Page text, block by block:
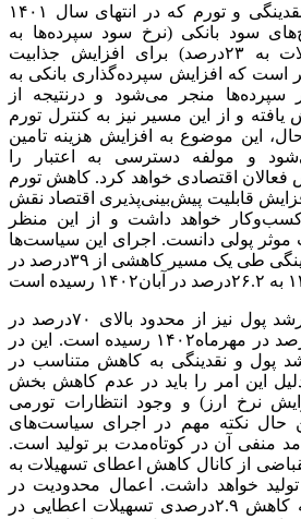
سیاست دیگر در کنترل نقدینگی و تورم که در انتهای سال ۱۴۰۱
سود بانکی (نرخ سود سپرده‌ها به
۲۲.۵درصد و نرخ تسهیلات به ۲۳درصد) برای افزایش جذابیت
است که افزایش سپرده‌گذاری بانکی به
سپرده‌ها منجر می‌شود و درنتیجه از
و از این مسیر نیز به کنترل تورم
این موضوع به افزایش هزینه تامین
و مولفه دسترسی به اعتبار را
اقتصادی خواهد کرد. کاهش تورم
قابلیت پیش‌بینی‌پذیری اقتصاد نقش
خواهد داشت و از این منظر
پولی دانست. اجرای این سیاست‌ها
نشان می‌دهد که رشد نقدینگی طی یک مسیر کاهشی از ۳۹درصد در
جز سیال نقدینگی یعنی رشد پول نیز از محدود بالای ۷۰درصد در
انتهای سال۱۴۰۱ به ۳۹درصد در مهرماه۱۴۰۲ رسیده است. این در
و نقدینگی به کاهش متناسب در
این امر را باید در عدم کاهش بخش
نرخ ارز) و وجود انتظارات تورمی
نکته مهم در اجرای سیاست‌های
منفی آن در کوتاه‌مدت بر تولید است.
از کانال کاهش اعطای تسهیلات به
خواهد داشت. اعمال محدودیت در
سیاست اعتباری منجر به کاهش ۲.۹درصدی تسهیلات اعطایی در